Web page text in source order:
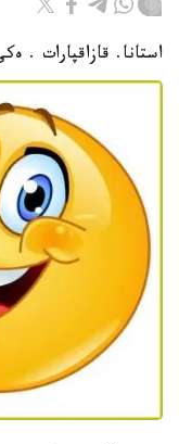
استانا. قازاقپارات .